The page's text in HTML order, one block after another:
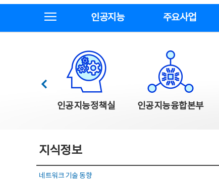
인공지능 주요사업
한국지능정보사회진흥원 주요사업
인공지능정책실 인공지능융합본부
이전
지식정보
네트워크 기술 동향